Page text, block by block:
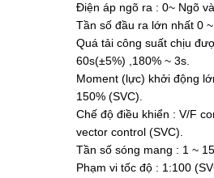
Điện áp ngõ ra : 0~ Ngõ
Tần số đầu ra lớn nhất 0 ~
Quá tải công suất chịu
60s(±5%) ,180% ~ 3s.
Moment (lực) khởi động
150% (SVC).
Chế độ điều khiển : V/F
vector control (SVC).
Tần số sóng mang : 1 ~
Phạm vi tốc độ : 1:100